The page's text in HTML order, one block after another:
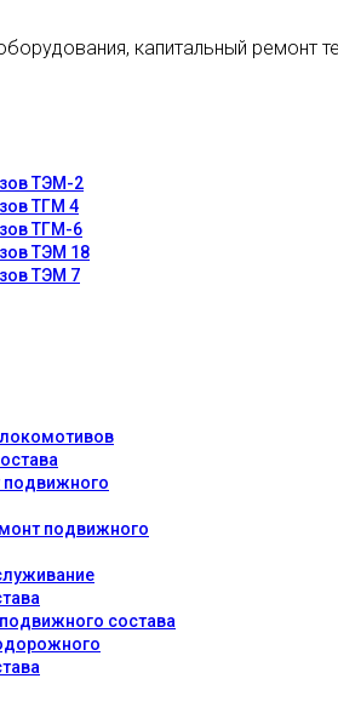
капитальный ремонт
ТЭМ-2
ТГМ 4
ТГМ-6
ТЭМ 18
ТЭМ 7
подвижного
подвижного
состава